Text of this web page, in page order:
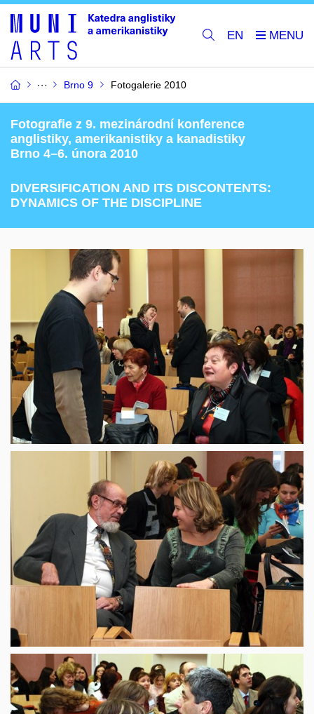
EN
Brno 9 Fotogalerie 2010
Fotografie z 9. mezinárodní konference
anglistiky, amerikanistiky a kanadistiky
Brno 4–6. února 2010
DIVERSIFICATION AND ITS DISCONTENTS:
DYNAMICS OF THE DISCIPLINE